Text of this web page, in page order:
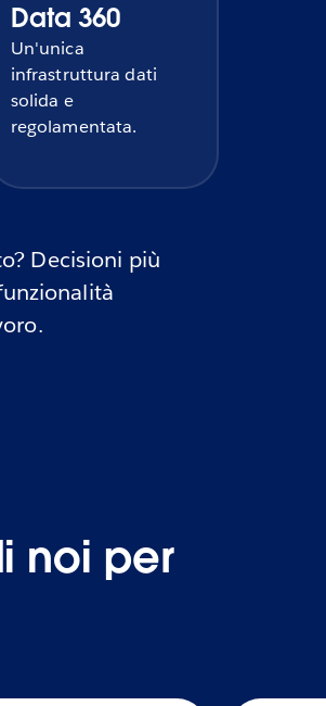
Data 360
Un'unica
infrastruttura dati
solida e
regolamentata.
Decisioni più
noi per